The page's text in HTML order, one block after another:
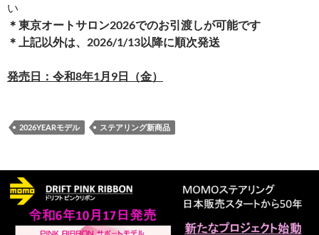
い
＊東京オートサロン2026でのお引渡しが可能です
＊上記以外は、2026/1/13以降に順次発送
発売日：令和8年1月 9日 （金）
2026YEARモデル ステアリング新商品